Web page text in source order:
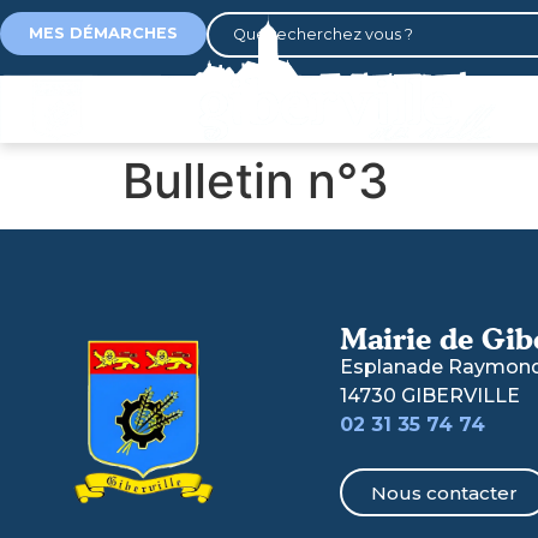
principal
MES DÉMARCHES
Bulletin n°3
Mairie de
Esplanade
14730 GIBERVILLE
02 31 35 74 74
Nous contacter